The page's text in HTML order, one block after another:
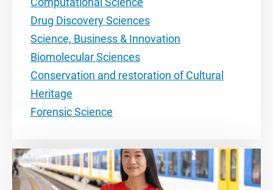
Drug Discovery Sciences
Science, Business & Innovation
Biomolecular Sciences
Conservation and restoration of Cultural
Heritage
Forensic Science